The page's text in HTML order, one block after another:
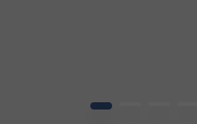
1